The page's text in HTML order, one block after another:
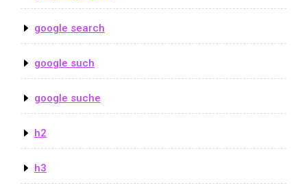
google search
google such
google suche
h2
h3